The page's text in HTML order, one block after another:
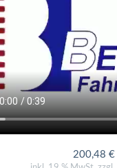
200,48 €